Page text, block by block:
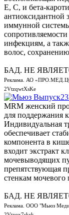
Е, С, и бета-
антиоксидантной
иммунной
инфекциям, а
волос,
БАД. НЕ
Реклама. АО
2VtzqwtXsKe
MRM женский
для поддержания
Индивидуальная
обеспечивает
компонента в
входит экстракт
мочевыводящих
препятствующая
стенкам мочевого
БАД. НЕ
Реклама. ООО "Мьюз